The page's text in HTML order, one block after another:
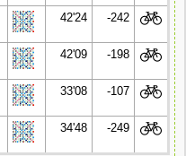
42'24 -242
42'09 -198
33'08 -107
34'48 -249